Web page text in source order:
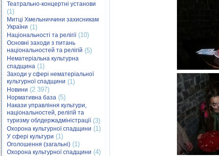
Театрально-концертні установи
(1)
Митці Хмельниччини захисникам
України (1)
Національності та релігії(10)
Основні заходи з питань
національностей та релігій (5)
Нематеріальна культурна
спадщина (1)
Заходи у сфері нематеріальної
культурної спадщини (1)
Новини (2 397)
Нормативна база (5)
Накази управління культури,
національностей, релігій та
туризму облдержадміністрації(3)
Охорона культурної спадщини (1)
У сфері культури (1)
Оголошення (загальні) (1)
Охорона культурної спадщини (4)